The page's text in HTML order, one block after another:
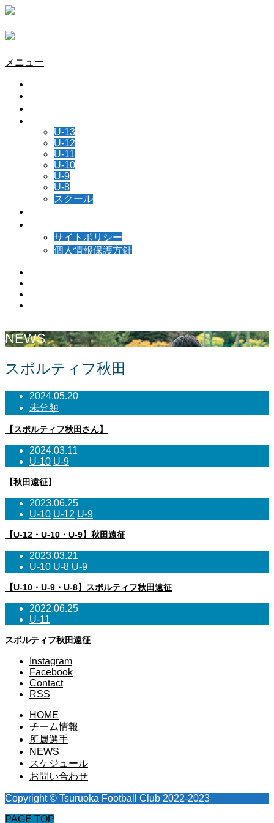
メニュー
U-13
U-12
U-11
U-10
U-9
U-8
スクール
サイトポリシー
個人情報保護方針
NEWS
スポルティフ秋田
2024.05.20
未分類
【スポルティフ秋田さん】
2024.03.11
U-10 U-9
【秋田遠征】
2023.06.25
U-10 U-12 U-9
【U-12・U-10・U-9】秋田遠征
2023.03.21
U-10 U-8 U-9
【U-10・U-9・U-8】スポルティフ秋田遠征
2022.06.25
U-11
スポルティフ秋田遠征
Instagram
Facebook
Contact
RSS
HOME
チーム情報
所属選手
NEWS
スケジュール
お問い合わせ
Copyright © Tsuruoka Football Club 2022-2023
PAGE TOP